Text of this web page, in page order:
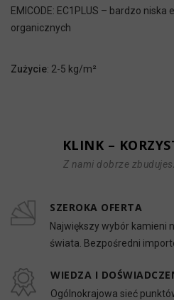
EMICODE: EC1PLUS – bardzo
organicznych
Zużycie: 2-5 kg/m²
KLINK –
Z nami dobrze
SZEROKA OFERTA
Największy wybór kamieni
świata. Bezpośredni
WIEDZA I
Ogólnokrajowa sieć